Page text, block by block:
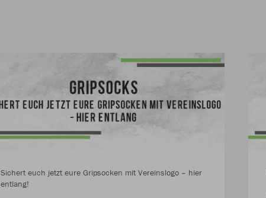
Sichert euch jetzt eure Gripsocken mit Vereinslogo – hier
entlang!